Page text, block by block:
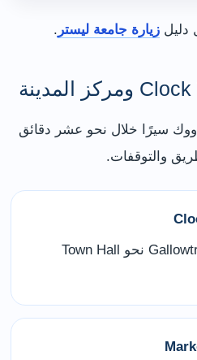
دليل زيارة جامعة ليستر .
ووك سيرًا خلال نحو عشر دقائق
اتجه عبر Gallowtree Gate نحو Town Hall